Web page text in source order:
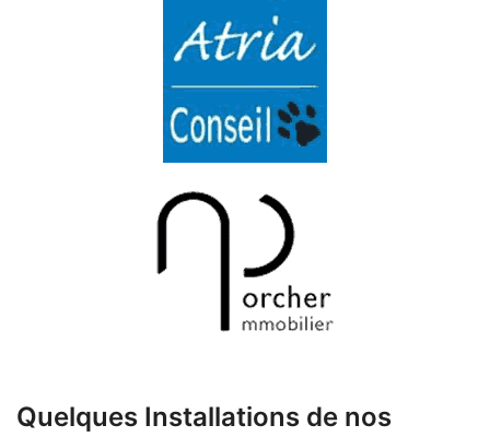
Quelques Installations de nos